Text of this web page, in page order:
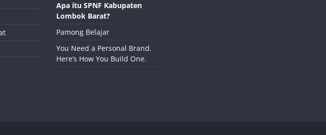
Apa itu SPNF Kabupaten
Lombok Barat?
Pamong Belajar
You Need a Personal Brand.
Here’s How You Build One.